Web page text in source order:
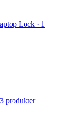
Lock · 1
3 produkter